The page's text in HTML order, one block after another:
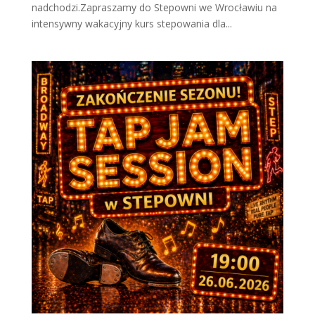
nadchodzi.Zapraszamy do Stepowni we Wrocławiu na
intensywny wakacyjny kurs stepowania dla...